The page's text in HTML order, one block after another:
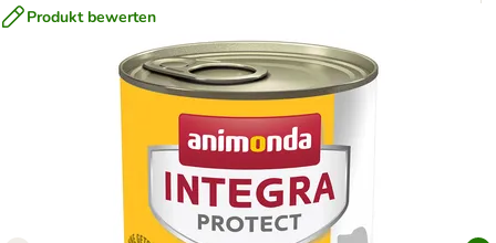
Produkt bewerten